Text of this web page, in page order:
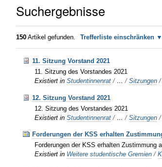
Suchergebnisse
150 Artikel gefunden. Trefferliste einschränken
11. Sitzung Vorstand 2021
11. Sitzung des Vorstandes 2021
Existiert in Studentinnenrat / …/Sitzungen
12. Sitzung Vorstand 2021
12. Sitzung des Vorstandes 2021
Existiert in Studentinnenrat / …/Sitzungen
Forderungen der KSS erhalten
Forderungen der KSS erhalten Zustimmung
Existiert in Weitere studentische Gremien /